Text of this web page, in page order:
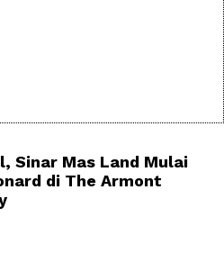
Sinar Mas Land Mulai
di The Armont